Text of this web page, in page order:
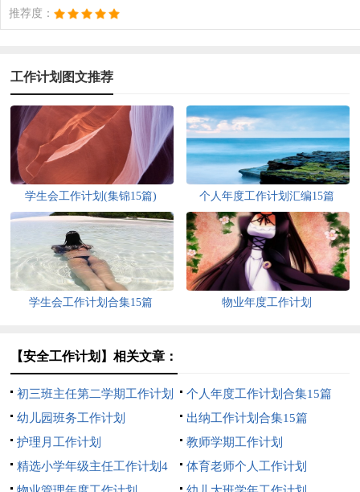
推荐度：
工作计划图文推荐
学生会工作计划(集锦15篇) 个人年度工作计划汇编15篇
学生会工作计划合集15篇 物业年度工作计划
【安全工作计划】相关文章：
初三班主任第二学期工作计划
个人年度工作计划合集15篇
幼儿园班务工作计划
出纳工作计划合集15篇
护理月工作计划
教师学期工作计划
精选小学年级主任工作计划4
体育老师个人工作计划